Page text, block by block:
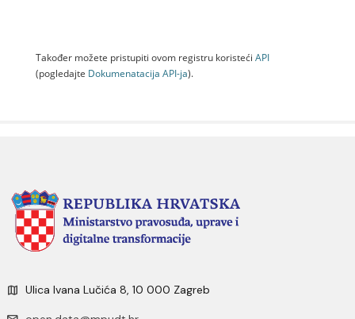
Također možete pristupiti ovom registru koristeći API
(pogledajte Dokumenаtаcijа API-jа).